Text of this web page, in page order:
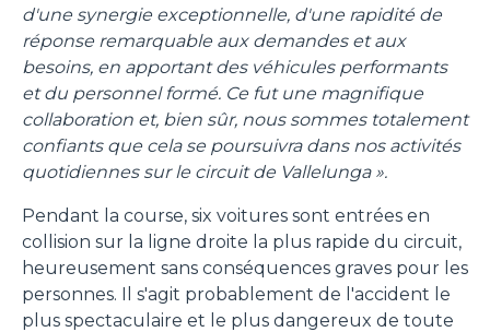
d'une synergie exceptionnelle, d'une rapidité de
réponse remarquable aux demandes et aux
besoins, en apportant des véhicules performants
et du personnel formé. Ce fut une magnifique
collaboration et, bien sûr, nous sommes totalement
confiants que cela se poursuivra dans nos activités
quotidiennes sur le circuit de Vallelunga ».
Pendant la course, six voitures sont entrées en
collision sur la ligne droite la plus rapide du circuit,
heureusement sans conséquences graves pour les
personnes. Il s'agit probablement de l'accident le
plus spectaculaire et le plus dangereux de toute